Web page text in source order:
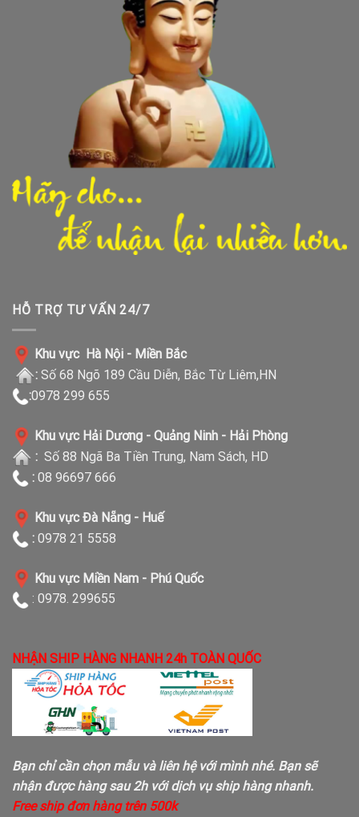
HỖ TRỢ TƯ VẤN 24/7
Khu vực Hà Nội - Miền Bắc
: Số 68 Ngõ 189 Cầu Diễn, Bắc Từ Liêm,HN
:0978 299 655
Khu vực Hải Dương - Quảng Ninh - Hải Phòng
: Số 88 Ngã Ba Tiền Trung, Nam Sách, HD
: 08 96697 666
Khu vực Đà Nẵng - Huế
: 0978 21 5558
Khu vực Miền Nam - Phú Quốc
: 0978. 299655
NHẬN SHIP HÀNG NHANH 24h TOÀN QUỐC
Bạn chỉ cần chọn mẫu và liên hệ với mình nhé. Bạn sẽ
nhận được hàng sau 2h với dịch vụ ship hàng nhanh.
Free ship đơn hàng trên 500k